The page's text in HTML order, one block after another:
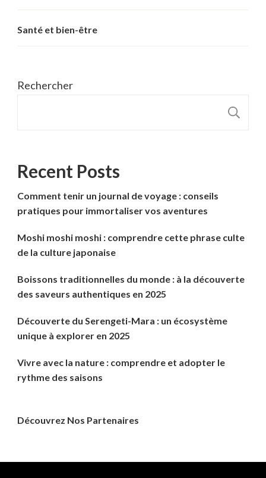
Santé et bien-être
Rechercher
Recent Posts
Comment tenir un journal de voyage : conseils
pratiques pour immortaliser vos aventures
Moshi moshi moshi : comprendre cette phrase culte
de la culture japonaise
Boissons traditionnelles du monde : à la découverte
des saveurs authentiques en 2025
Découverte du Serengeti-Mara : un écosystème
unique à explorer en 2025
Vivre avec la nature : comprendre et adopter le
rythme des saisons
Découvrez Nos Partenaires